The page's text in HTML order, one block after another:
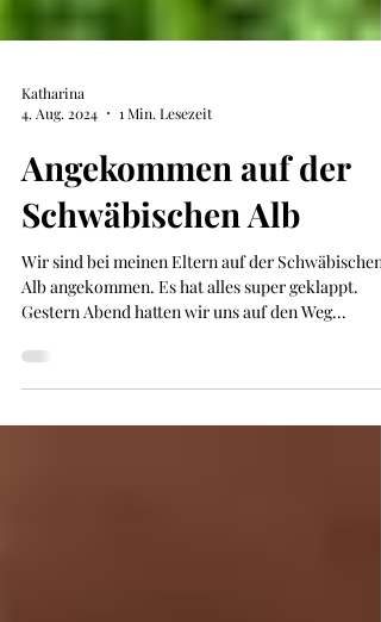
Katharina
4. Aug. 2024
1 Min. Lesezeit
Angekommen auf der
Schwäbischen Alb
Wir sind bei meinen Eltern auf der Schwäbischen
Alb angekommen. Es hat alles super geklappt.